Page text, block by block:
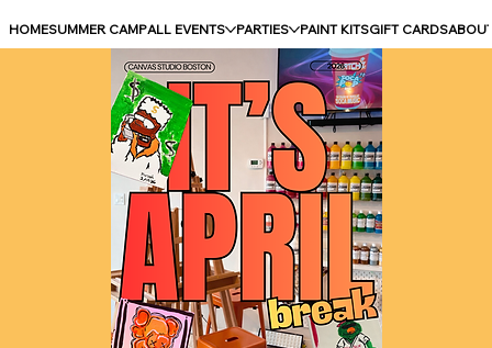
HOMESUMMER CAMPALL EVENTS PARTIES PAINT KITSGIFT CARDS